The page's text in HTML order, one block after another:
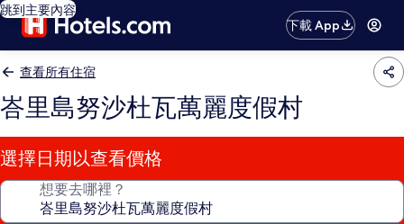
跳到主要內容
下載 App
查看所有住宿
峇里島努沙杜瓦萬麗度假村
選擇日期以查看價格
想要去哪裡？